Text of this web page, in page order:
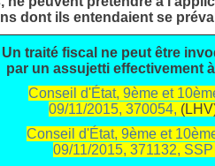
dont ils entendaient se
Un traité fiscal ne peut être
par un assujetti effectivement à
Conseil d'État, 9ème et
09/11/2015, 370054,
Conseil d'État, 9ème et
09/11/2015, 371132, SSP